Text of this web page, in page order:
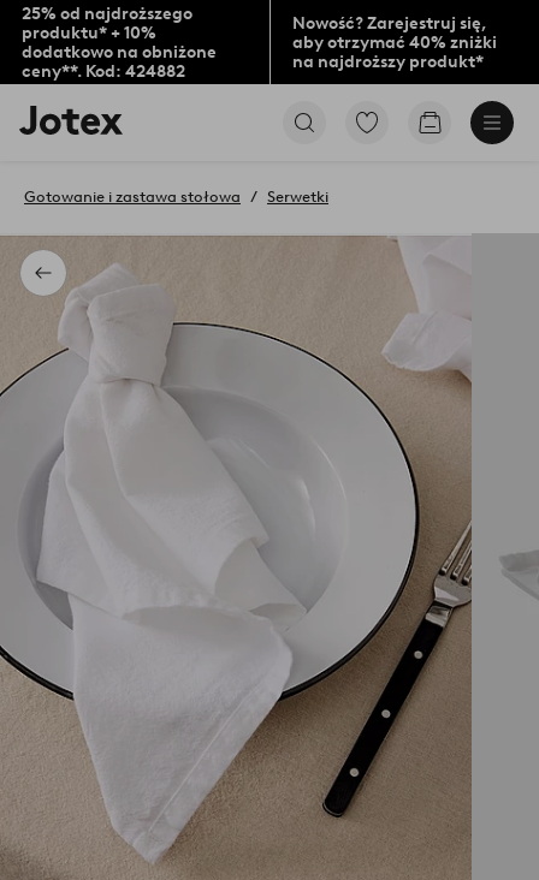
25% od najdroższego
produktu* + 10%
dodatkowo na obniżone
ceny**. Kod: 424882
Nowość? Zarejestruj się,
aby otrzymać 40% zniżki
na najdroższy produkt*
Logo
Jotex
na
stronę
PrzejdźPrzejdź
Powrót
Gotowanie i zastawa stołowa Serwetki